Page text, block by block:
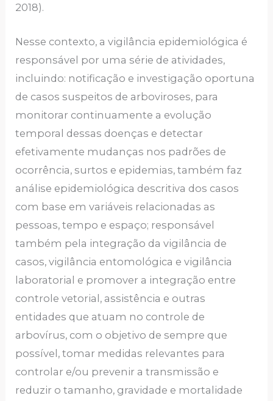
2018).
Nesse contexto, a vigilância epidemiológica é
responsável por uma série de atividades,
incluindo: notificação e investigação oportuna
de casos suspeitos de arboviroses, para
monitorar continuamente a evolução
temporal dessas doenças e detectar
efetivamente mudanças nos padrões de
ocorrência, surtos e epidemias, também faz
análise epidemiológica descritiva dos casos
com base em variáveis relacionadas as
pessoas, tempo e espaço; responsável
também pela integração da vigilância de
casos, vigilância entomológica e vigilância
laboratorial e promover a integração entre
controle vetorial, assistência e outras
entidades que atuam no controle de
arbovírus, com o objetivo de sempre que
possível, tomar medidas relevantes para
controlar e/ou prevenir a transmissão e
reduzir o tamanho, gravidade e mortalidade